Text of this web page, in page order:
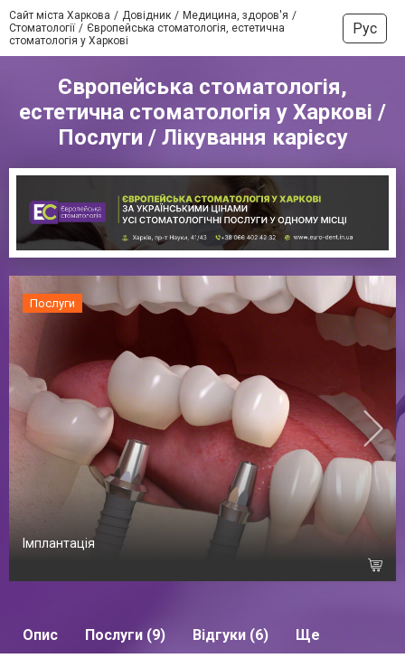
Сайт міста Харкова Довідник
Медицина, здоров'я
Стоматології
Європейська стоматологія, естетична
стоматологія у Харкові
Рус
Європейська стоматологія,
естетична стоматологія у Харкові /
Послуги / Лікування карієсу
Послуги
Імплантація
Опис Послуги (9) Відгуки (6) Ще